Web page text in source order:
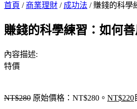
首頁 / 商業理財 / 成功法 / 賺錢的科學
賺錢的科學練習：如何
內容描述:
特價
NT$280 原始價格：NT$280。 NT$220